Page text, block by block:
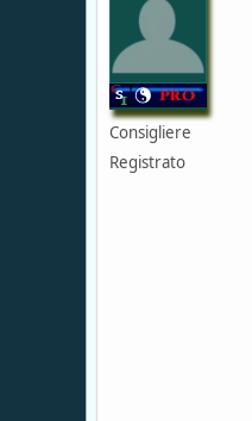
Consigliere
Registrato